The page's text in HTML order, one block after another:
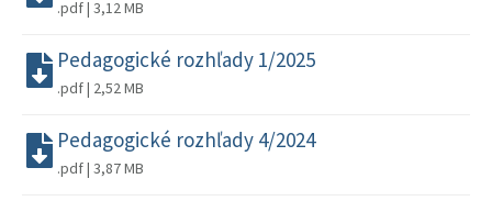
.pdf | 3,12 MB
Pedagogické rozhľady 1/2025
.pdf | 2,52 MB
Pedagogické rozhľady 4/2024
.pdf | 3,87 MB